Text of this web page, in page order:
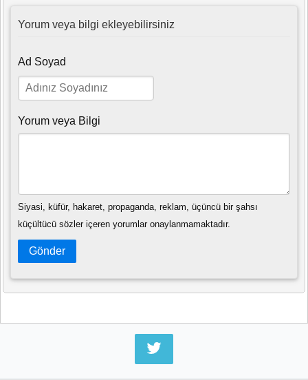
Yorum veya bilgi ekleyebilirsiniz
Ad Soyad
Yorum veya Bilgi
Siyasi, küfür, hakaret, propaganda, reklam, üçüncü bir şahsı
küçültücü sözler içeren yorumlar onaylanmamaktadır.
Gönder